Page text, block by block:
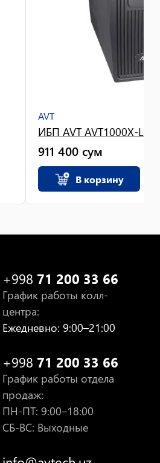
AVT
ИБП AVT AVT1000X-LI
911 400 сум
В корзину
+998 71 200 33 66
График работы колл-
центра:
Ежедневно: 9:00–21:00
+998 71 200 33 66
График работы отдела
продаж:
ПН-ПТ: 9:00–18:00
СБ-ВС: Выходные